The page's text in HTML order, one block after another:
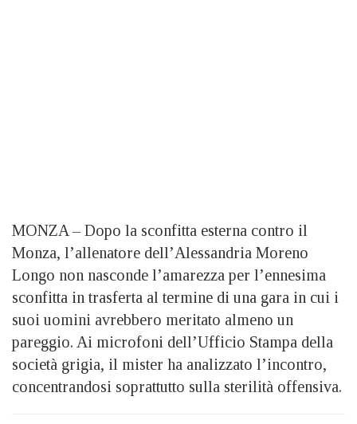
MONZA – Dopo la sconfitta esterna contro il
Monza, l’allenatore dell’Alessandria Moreno
Longo non nasconde l’amarezza per l’ennesima
sconfitta in trasferta al termine di una gara in cui i
suoi uomini avrebbero meritato almeno un
pareggio. Ai microfoni dell’Ufficio Stampa della
società grigia, il mister ha analizzato l’incontro,
concentrandosi soprattutto sulla sterilità offensiva.